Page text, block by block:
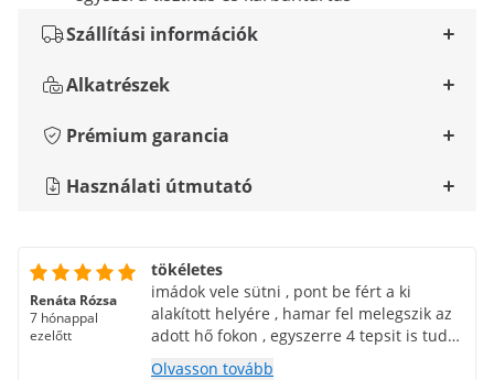
Szállítási információk
Alkatrészek
Prémium garancia
Használati útmutató
Renáta Rózsa
7 hónappal
ezelőtt
tökéletes
imádok vele sütni , pont be fért a ki
alakított helyére , hamar fel melegszik az
adott hő fokon , egyszerre 4 tepsit is tudok
sütni benne Tökéletes választás
Olvasson tovább